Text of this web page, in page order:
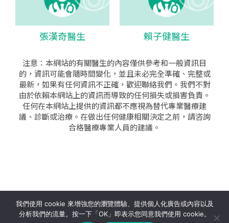
張漢奇醫生 賴子健醫生
注意：本網站的有關醫生的內容僅供參考和一般資訊目
的，資訊可能會隨時間變化，並且未必完全準確、完整或
最新，如果有任何資訊不正確，歡迎聯絡我們。我們不對
由於依賴本網站上的資訊而導致的任何損失或損害負責。
任何在本網站上提供的資訊都不應視為替代專業醫療建
議、診斷或治療。在做出任何健康相關決定之前，請咨詢
合格醫療專業人員的建議。
seo公司|sem公司|網頁設計|網頁設計公司by isualsense
我們使用 cookie 來增強您的瀏覽體驗、提供個人化廣告或內容以及
分析我們的流量。按一下「OK」即表示您同意我們使用 cookie。